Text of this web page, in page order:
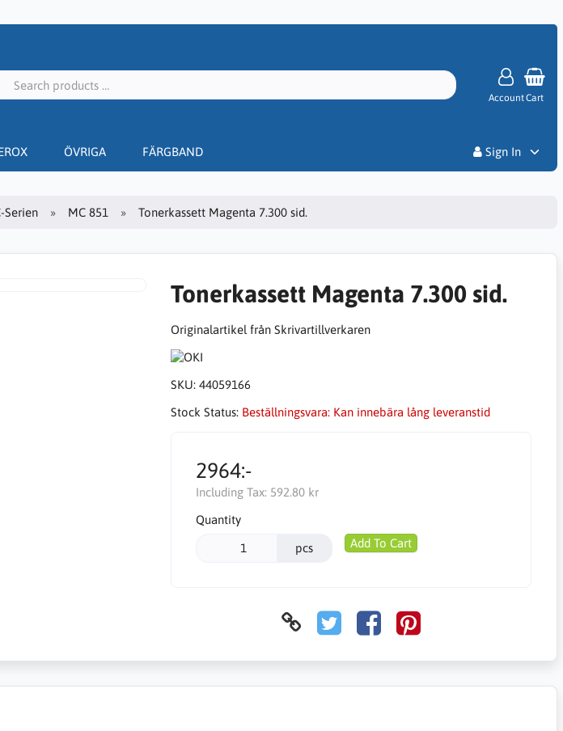
AccountCart
ÖVRIGA FÄRGBAND
Sign In
Serien MC 851 Tonerkassett Magenta 7.300 sid.
Tonerkassett Magenta 7.300 sid.
Originalartikel från Skrivartillverkaren
SKU: 44059166
Stock Status: Beställningsvara: Kan innebära lång leveranstid
2964:-
Including Tax: 592.80 kr
Quantity
pcs Add To Cart